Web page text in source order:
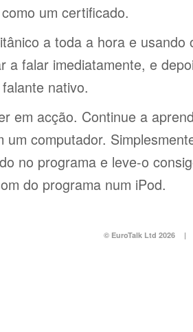
um certificado.
a toda a hora e usando
a falar imediatamente, e
nativo.
em acção. Continue a
um computador.
no programa e leve-o
do programa num iPod.
© EuroTalk Ltd 2026 |